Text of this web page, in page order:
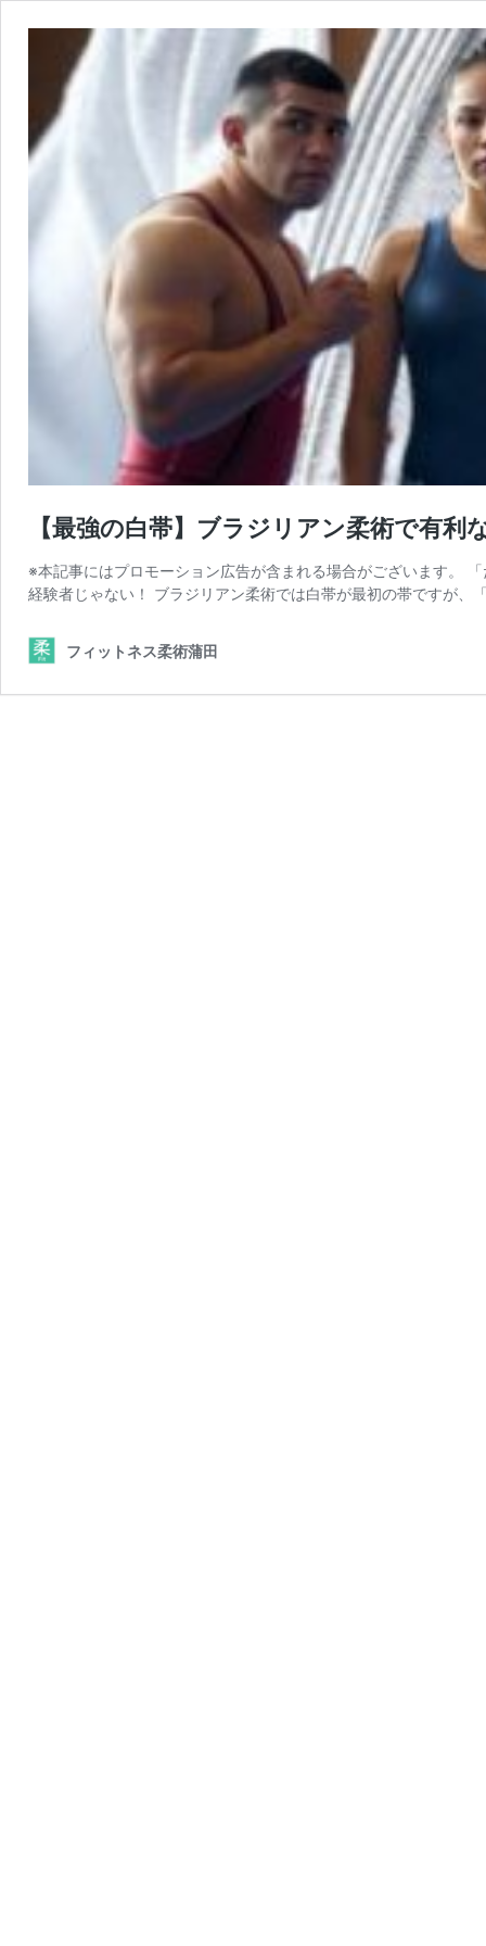
【最強の白帯】ブラジリアン柔術で有利
※本記事にはプロモーション広告が含まれる場合がございます。
経験者じゃない！ ブラジリアン柔術では白帯が最初の帯ですが
フィットネス柔術蒲田